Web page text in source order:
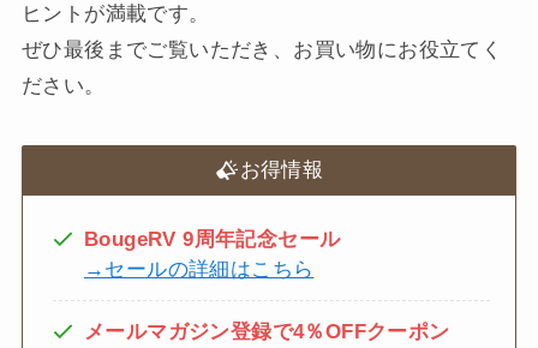
ヒントが満載です。
ぜひ最後までご覧いただき、お買い物にお役立てく
ださい。
お得情報
BougeRV 9周年記念セール
→セールの詳細はこちら
メールマガジン登録で4％OFFクーポン